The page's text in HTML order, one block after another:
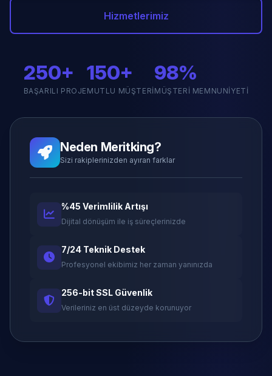
Hizmetlerimiz
250+
BAŞARILI PROJE
150+
MUTLU MÜŞTERI
98%
MÜŞTERI MEMNUNIYETI
Neden Meritking?
Sizi rakiplerinizden ayıran farklar
%45 Verimlilik Artışı
Dijital dönüşüm ile iş süreçlerinizde
7/24 Teknik Destek
Profesyonel ekibimiz her zaman yanınızda
256-bit SSL Güvenlik
Verileriniz en üst düzeyde korunuyor